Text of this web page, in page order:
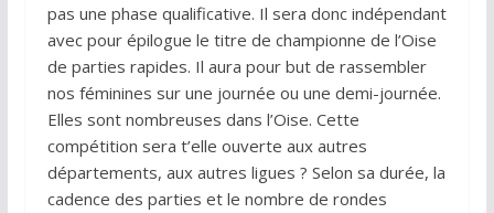
pas une phase qualificative. Il sera donc indépendant
avec pour épilogue le titre de championne de l’Oise
de parties rapides. Il aura pour but de rassembler
nos féminines sur une journée ou une demi-journée.
Elles sont nombreuses dans l’Oise. Cette
compétition sera t’elle ouverte aux autres
départements, aux autres ligues ? Selon sa durée, la
cadence des parties et le nombre de rondes